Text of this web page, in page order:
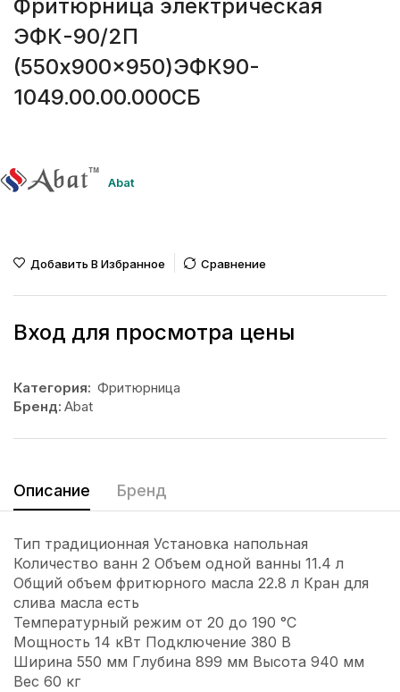
Фритюрница электрическая
ЭФК-90/2П
(550x900x950)ЭФК90-
1049.00.00.000СБ
Abat
Добавить В Избранное Сравнение
Вход для просмотра цены
Категория: Фритюрница
Бренд: Abat
Описание Бренд
Тип традиционная Установка напольная
Количество ванн 2 Объем одной ванны 11.4 л
Общий объем фритюрного масла 22.8 л Кран для
слива масла есть
Температурный режим от 20 до 190 °С
Мощность 14 кВт Подключение 380 В
Ширина 550 мм Глубина 899 мм Высота 940 мм
Вес 60 кг